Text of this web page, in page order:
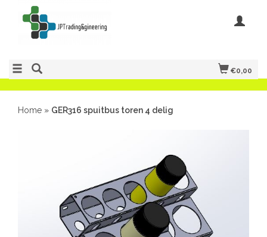
€0,00
Home » GER316 spuitbus toren 4 delig